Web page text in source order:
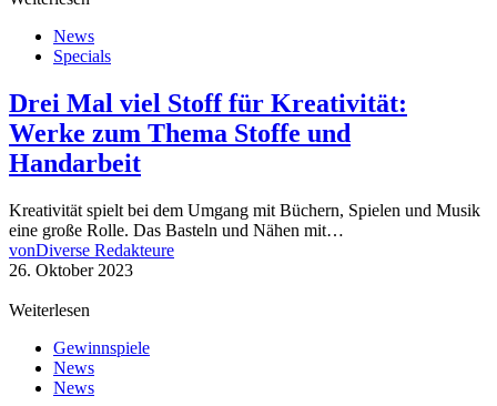
News
Specials
Drei Mal viel Stoff für Kreativität:
Werke zum Thema Stoffe und
Handarbeit
Kreativität spielt bei dem Umgang mit Büchern, Spielen und Musik
eine große Rolle. Das Basteln und Nähen mit…
vonDiverse Redakteure
26. Oktober 2023
Weiterlesen
Gewinnspiele
News
News